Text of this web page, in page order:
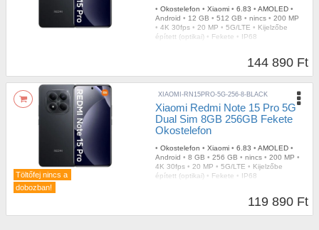
• Okostelefon • Xiaomi • 6.83 • AMOLED •
Android • 12 GB • 512 GB • nincs • 200 MP
• 4K 30fps • 20 MP • 5G/LTE • Kijelzőbe
épített (optikai) • Fekete • IP68
144 890 Ft
Töltőfej nincs a
dobozban!
XIAOMI-RN15PRO-5G-256-8-BLACK
Xiaomi Redmi Note 15 Pro 5G
Dual Sim 8GB 256GB Fekete
Okostelefon
• Okostelefon • Xiaomi • 6.83 • AMOLED •
Android • 8 GB • 256 GB • nincs • 200 MP •
4K 30fps • 20 MP • 5G/LTE • Kijelzőbe
épített (optikai) • Fekete • IP68
119 890 Ft